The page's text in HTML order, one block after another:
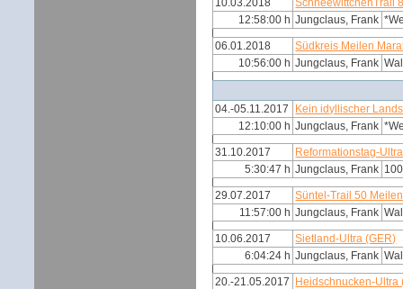
12:58:00 h Jungclaus, Frank
06.01.2018
Südkreis Meilen
10:56:00 h Jungclaus, Frank
04.-05.11.2017
Kein idyllischer
12:10:00 h Jungclaus, Frank
31.10.2017
Reformationstag-
5:30:47 h Jungclaus, Frank
29.07.2017
Süntel-Trail 50
11:57:00 h Jungclaus, Frank
10.06.2017
Sietland-Ultra (GER)
6:04:24 h Jungclaus, Frank
20.-21.05.2017 Heidschnucken-Ultra